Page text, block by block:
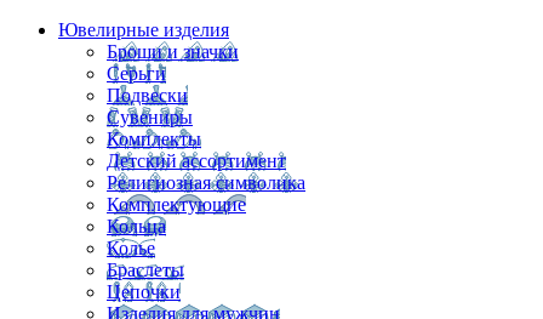
Ювелирные изделия
Броши и значки
Серьги
Подвески
Сувениры
Комплекты
Детский ассортимент
Религиозная символика
Комплектующие
Кольца
Колье
Браслеты
Цепочки
Изделия для мужчин